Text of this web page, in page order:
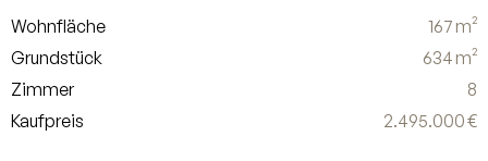
Wohnfläche
167 m²
Grundstück
634 m²
Zimmer
8
Kaufpreis
2.495.000 €